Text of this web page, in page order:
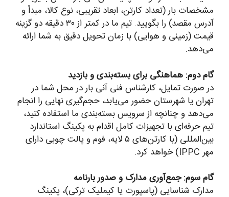
مشخصات بار (تعداد کارتن، ابعاد تقریبی، نوع کالا، مبدأ و
آدرس مقصد) را بگویید. تیم ما در کمتر از ۳۰ دقیقه دو گزینه
قیمت (زمینی و هوایی) با زمان تحویل دقیق به شما ارائه
می‌دهد.
گام دوم: هماهنگی برای بسته‌بندی و بازدید
در صورت تمایل، کارشناس فنی آنی بار در محل شما در
تهران یا شهرستان حضور می‌یابد، حجم‌گیری نهایی را انجام
می‌دهد و چنانچه از سرویس بسته‌بندی ما استفاده کنید،
تیم حرفه‌ای با تجهیزات کامل اقدام به پکینگ استاندارد
بین‌المللی (با کارتن‌های ۵ لایه، فوم و پالت چوبی دارای
مهر IPPC) خواهد کرد.
گام سوم: جمع‌آوری مدارک و صدور بارنامه
مدارک شناسایی (پاسپورت یا کیملیک ترکی)، پکینگ